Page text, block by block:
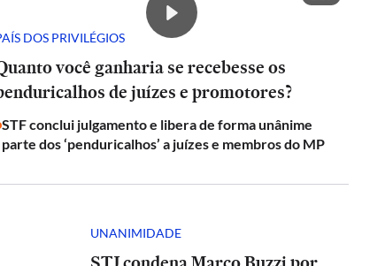
DOS PRIVILÉGIOS
você ganharia se recebesse os
de juízes e promotores?
STF conclui julgamento e libera de forma unânime
parte dos ‘penduricalhos’ a juízes e membros do MP
UNANIMIDADE